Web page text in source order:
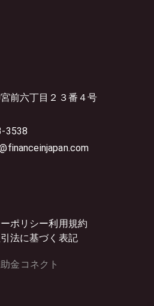
前六丁目２３番４号
3538
ポリシー利用規約
法に基づく表記
金コネクト